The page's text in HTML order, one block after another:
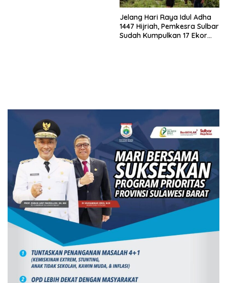
Jelang Hari Raya Idul Adha
1447 Hijriah, Pemkesra Sulbar
Sudah Kumpulkan 17 Ekor